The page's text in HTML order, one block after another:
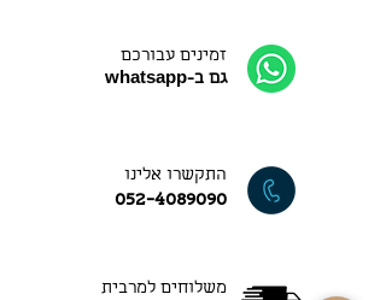
זמינים עבורכם
גם ב-whatsapp
התקשרו אלינו
052-4089090
משלוחים למרבית